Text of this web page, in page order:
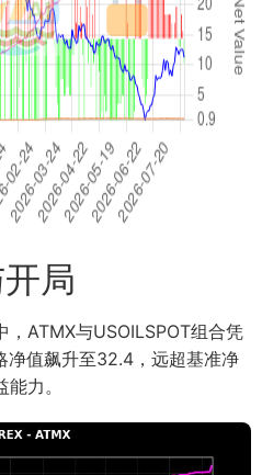
局
ATMX与USOILSPOT组合凭
净值飙升至32.4，远超基准净
力。